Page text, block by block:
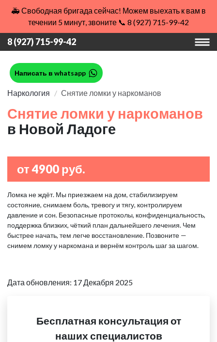
🚑 Свободная бригада сейчас! Можем выехать к вам в
течении 5 минут, звоните 📞 8 (927) 715-99-42
8 (927) 715-99-42
Написать в whatsapp
Наркология Снятие ломки у наркоманов
Снятие ломки у наркоманов
в Новой Ладоге
от 4900 руб.
Ломка не ждёт. Мы приезжаем на дом, стабилизируем
состояние, снимаем боль, тревогу и тягу, контролируем
давление и сон. Безопасные протоколы, конфиденциальность,
поддержка близких, чёткий план дальнейшего лечения. Чем
быстрее начать, тем легче восстановление. Позвоните —
снимем ломку у наркомана и вернём контроль шаг за шагом.
Дата обновления: 17 Декабря 2025
Бесплатная консультация от
наших специалистов